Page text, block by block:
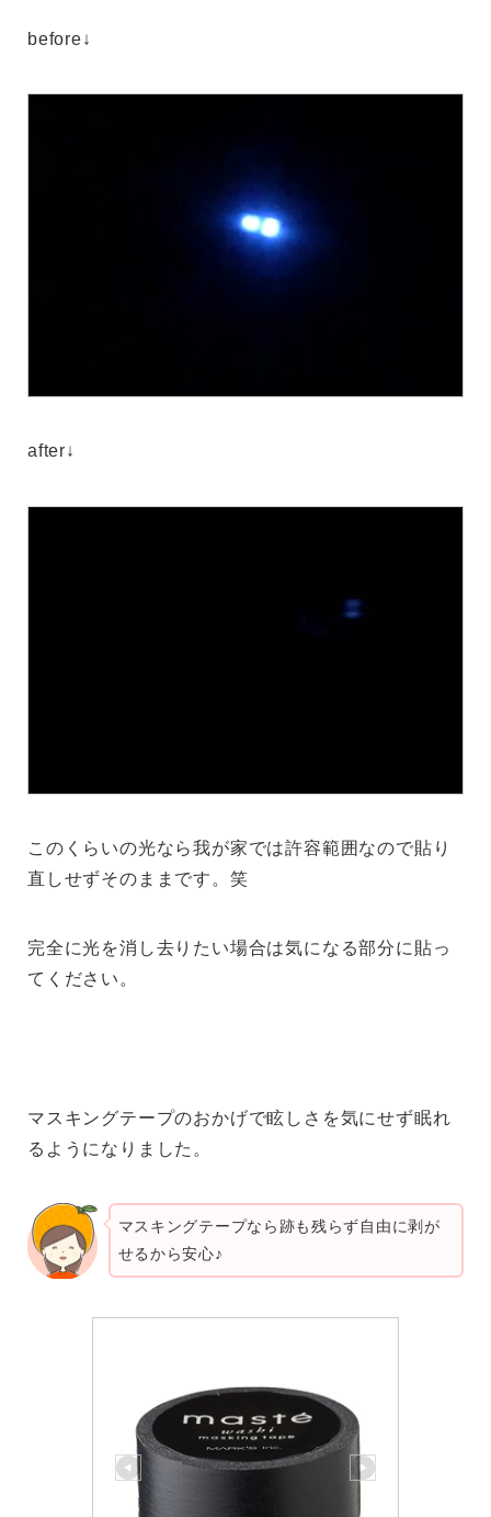
before↓
after↓
このくらいの光なら我が家では許容範囲なので貼り
直しせずそのままです。笑
完全に光を消し去りたい場合は気になる部分に貼っ
てください。
マスキングテープのおかげで眩しさを気にせず眠れ
るようになりました。
マスキングテープなら跡も残らず自由に剥が
せるから安心♪